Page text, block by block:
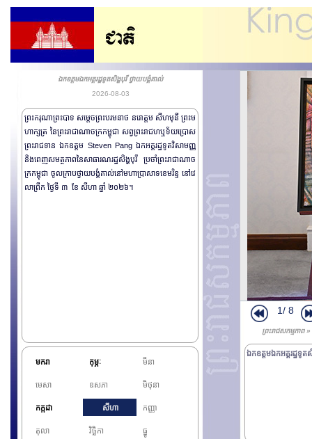
ឯកឧត្តមឯកអគ្គរដ្ឋទូតសិង្ហបុរី ថ្វាយបង្គំគាល់
2026-08-03
ព្រះករុណាព្រះបាទ សម្តេចព្រះបរមនាថ នរោត្តម សីហមុនី ព្រះម
ហាក្សត្រ នៃព្រះរាជាណាចក្រកម្ពុជា សព្វព្រះរាជហឬទ័យប្រោស
ព្រះរាជទាន ឯកឧត្តម Steven Pang ឯកអគ្គរដ្ឋទូតវិសាមញ្ញ
និងពេញសមត្ថភាពនៃសាធារណរដ្ឋសិង្ហបុរី ប្រចាំព្រះរាជាណាច
ក្រកម្ពុជា ចូលក្រាបថ្វាយបង្គំគាល់នៅមហាប្រាសាទខេមរិន្ទ នៅវេ
លាព្រឹក ថ្ងៃទី ៣ ខែ សីហា ឆ្នាំ ២០២៦។
មករា កុម្ភៈ មីនា
មេសា ឧសភា មិថុនា
កក្កដា សីហា កញ្ញា
តុលា វិច្ឆិកា ធ្នូ
1/ 8
ព្រះរាជសកម្មភា
ឯកឧត្តមឯកអគ្គរដ្ឋទូត